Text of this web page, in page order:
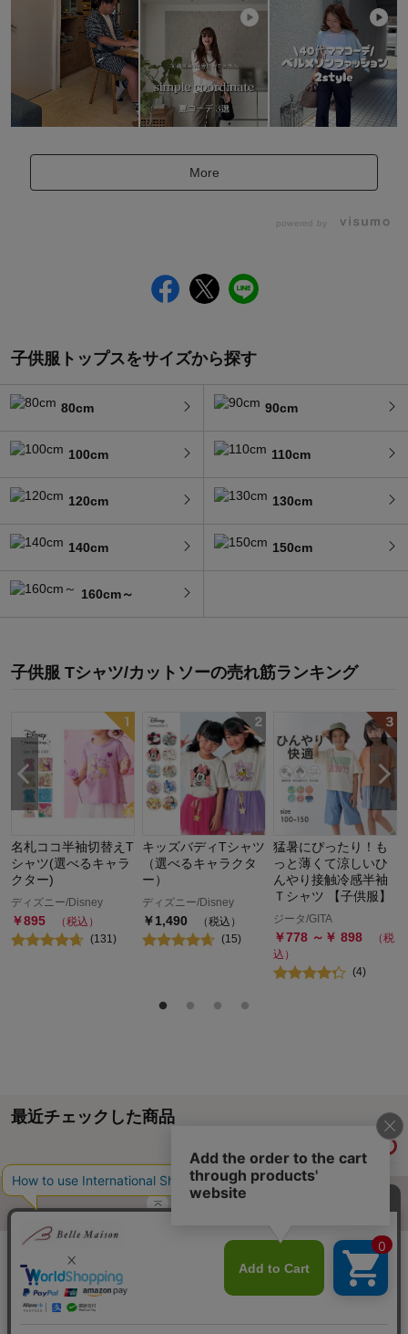
More
powered by
子供服トップスをサイズから探す
80cm 90cm
100cm 110cm
120cm 130cm
140cm 150cm
160cm～
子供服 Tシャツ/カットソーの売れ筋ランキング
名札ココ半袖切替えT
シャツ(選べるキャラ
クター)
ディズニー/Disney
￥895
（税込）
(131)
キッズバディTシャツ
（選べるキャラクタ
ー）
ディズニー/Disney
￥1,490
（税込）
(15)
猛暑にぴったり！も
っと薄くて涼しいひ
んやり接触冷感半袖
Ｔシャツ 【子供服】
ジータ/GITA
￥778 ～￥ 898
（税
込）
(4)
最近チェックした商品
ご利用ガイド・お知らせ
サイトマップ ベルメゾンネットTOPへ